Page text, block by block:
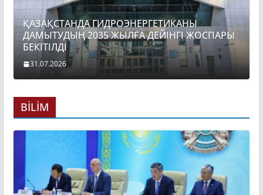
ҚАЗАҚСТАНДА ГИДРОЭНЕРГЕТИКАНЫ
ДАМЫТУДЫҢ 2035 ЖЫЛҒА ДЕЙІНГІ ЖОСПАРЫ
БЕКІТІЛДІ
31.07.2026
BİLİM